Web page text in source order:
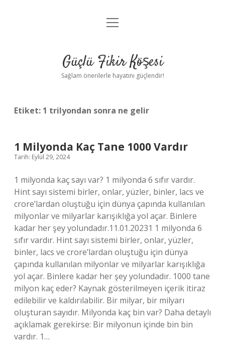
Anasayfa
Yasal Uyarı
menüyü
Güçlü Fikir Köşesi
Sağlam önerilerle hayatını güçlendir!
Etiket: 1 trilyondan sonra ne gelir
1 Milyonda Kaç Tane 1000 Vardır
Tarih: Eylül 29, 2024
1 milyonda kaç sayı var? 1 milyonda 6 sıfır vardır.
Hint sayı sistemi birler, onlar, yüzler, binler, lacs ve
crore’lardan oluştuğu için dünya çapında kullanılan
milyonlar ve milyarlar karışıklığa yol açar. Binlere
kadar her şey yolundadır.11.01.20231 1 milyonda 6
sıfır vardır. Hint sayı sistemi birler, onlar, yüzler,
binler, lacs ve crore’lardan oluştuğu için dünya
çapında kullanılan milyonlar ve milyarlar karışıklığa
yol açar. Binlere kadar her şey yolundadır. 1000 tane
milyon kaç eder? Kaynak gösterilmeyen içerik itiraz
edilebilir ve kaldırılabilir. Bir milyar, bir milyarı
oluşturan sayıdır. Milyonda kaç bin var? Daha detaylı
açıklamak gerekirse: Bir milyonun içinde bin bin
vardır. 1…